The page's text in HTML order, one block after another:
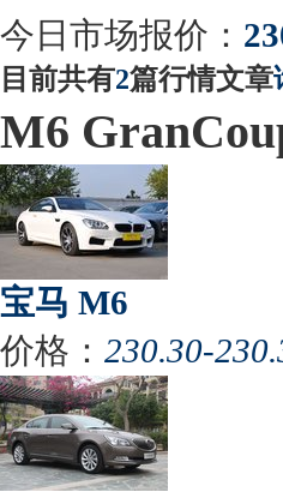
今日市场报价：
目前共有2篇行情文章
M6
宝马 M6
价格： 230.30-